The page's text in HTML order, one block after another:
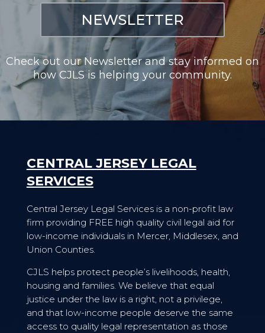
NEWSLETTER
Check out our Newsletter and stay informed on
how CJLS is helping your community.
CENTRAL JERSEY LEGAL
SERVICES
Central Jersey Legal Services is a non-profit law
firm providing FREE high quality civil legal aid for
low-income individuals in Mercer, Middlesex, and
Union Counties.
CJLS helps protect people’s livelihoods, health,
housing and families. We believe that equal
justice under the law is a right, not a privilege,
and that low-income people deserve the same
access to quality legal representation as those